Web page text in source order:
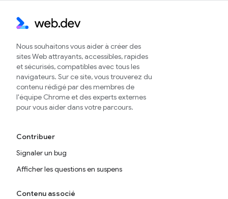
Nous souhaitons vous aider à créer des
sites Web attrayants, accessibles, rapides
et sécurisés, compatibles avec tous les
navigateurs. Sur ce site, vous trouverez du
contenu rédigé par des membres de
l'équipe Chrome et des experts externes
pour vous aider dans votre parcours.
Contribuer
Signaler un bug
Afficher les questions en suspens
Contenu associé